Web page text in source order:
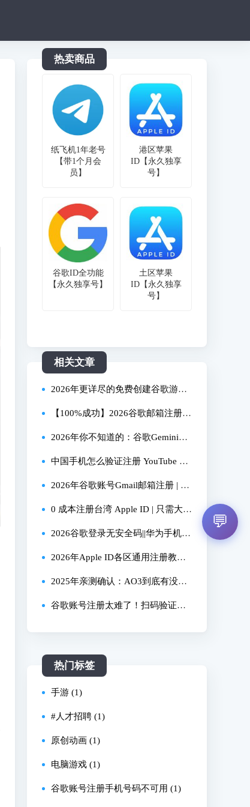
热卖商品
纸飞机1年老号
【带1个月会
员】
港区苹果
ID【永久独享
号】
谷歌ID全功能
【永久独享号】
土区苹果
ID【永久独享
号】
相关文章
2026年更详尽的免费创建谷歌游戏
账号教程！（查看置顶评论）
【100%成功】2026谷歌邮箱注册方
法❗免费畅享各类AI神器❗
2026年你不知道的：谷歌Gemini的
7种实用玩法
中国手机怎么验证注册 YouTube 账
号？实测分享
2026年谷歌账号Gmail邮箱注册 | 无
需验证码
0 成本注册台湾 Apple ID | 只需大陆
电话邮箱 丝滑注册
2026谷歌登录无安全码||华为手机登
录谷歌邮箱||MicroG使用指南||
2026年Apple ID各区通用注册教程
｜以美区为例
2025年亲测确认：AO3到底有没有
手机APP？一文讲清所有访问方法
谷歌账号注册太难了！扫码验证、
避坑排雷指南！【2026最新】谷歌
账号注册教程！一次成功！Google
热门标签
手游 (1)
#人才招聘 (1)
原创动画 (1)
电脑游戏 (1)
谷歌账号注册手机号码不可用 (1)
💬